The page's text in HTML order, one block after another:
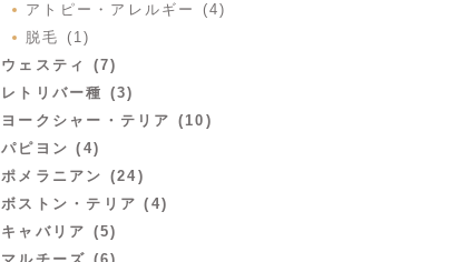
アトピー・アレルギー (4)
脱毛 (1)
ウェスティ (7)
レトリバー種 (3)
ヨークシャー・テリア (10)
パピヨン (4)
ポメラニアン (24)
ボストン・テリア (4)
キャバリア (5)